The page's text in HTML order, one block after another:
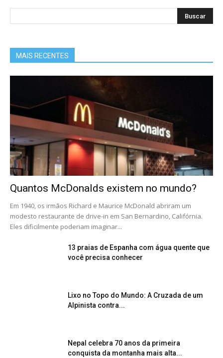
MAIS RECENTES
Quantos McDonalds existem no mundo?
Em 1940, os irmãos Richard e Maurice McDonald abriram um
modesto restaurante de drive-in em San Bernardino, Califórnia.
Eles dificilmente poderiam imaginar...
13 praias de Espanha com água quente que
você precisa conhecer
Lixo no Topo do Mundo: A Cruzada de um
Alpinista contra...
Nepal celebra 70 anos da primeira
conquista da montanha mais alta...